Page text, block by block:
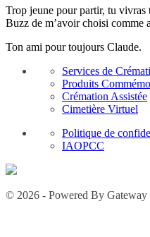
Trop jeune pour partir, tu vivras
Buzz de m’avoir choisi comme
Ton ami pour toujours Claude.
Services de
Produits
Crémation Assistée
Cimetière Virtuel
Politique de
IAOPCC
© 2026 - Powered By Gateway